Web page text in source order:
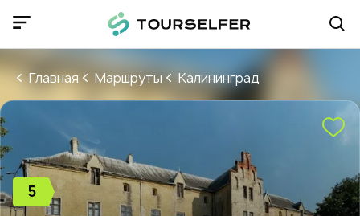
Главная Маршруты Калининград
5